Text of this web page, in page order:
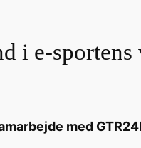
i e-sportens
med